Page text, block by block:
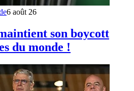
6 août 26
son boycott
du monde !